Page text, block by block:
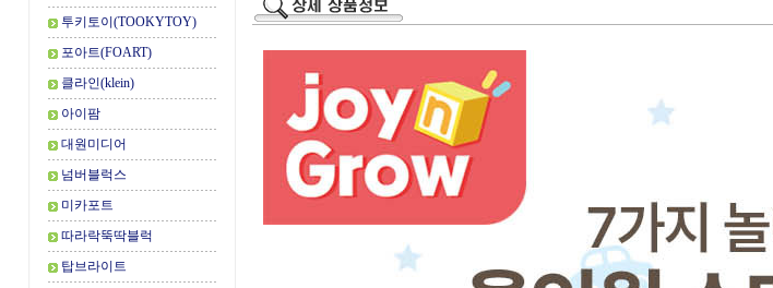
투키토이(TOOKYTOY)
포아트(FOART)
클라인(klein)
아이팜
대원미디어
넘버블럭스
미카포트
따라락뚝딱블럭
탑브라이트